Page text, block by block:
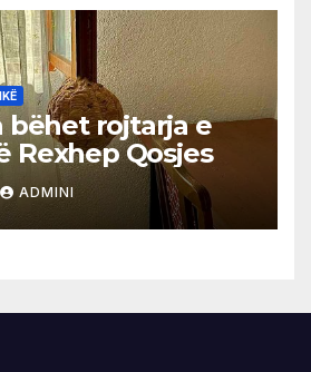
bëhet rojtarja e
Rexhep Qosjes
ADMINI